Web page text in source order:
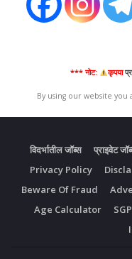
*** नोट: कृपया
By using our website
विदर्भातील जॉब्स प्राइवेट
Privacy Policy
Beware Of Fraud
Age Calculator